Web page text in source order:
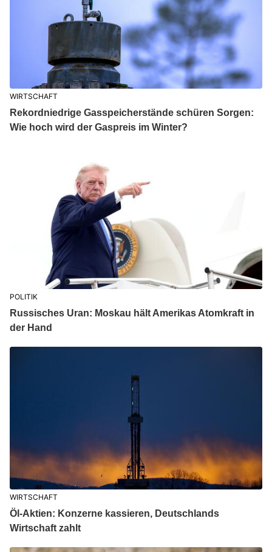
WIRTSCHAFT
Rekordniedrige Gasspeicherstände schüren Sorgen:
Wie hoch wird der Gaspreis im Winter?
POLITIK
Russisches Uran: Moskau hält Amerikas Atomkraft in
der Hand
WIRTSCHAFT
Öl-Aktien: Konzerne kassieren, Deutschlands
Wirtschaft zahlt